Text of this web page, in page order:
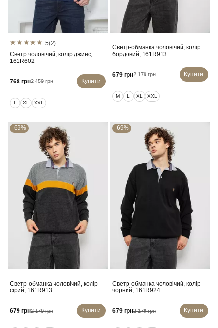
5(2)
Светр чоловічий, колір джинс,
161R602
768 грн2 459 грн Купити
L XL XXL
Светр-обманка чоловічий, колір
бордовий, 161R913
679 грн2 179 грн Купити
M L XL XXL
-69%
Светр-обманка чоловічий, колір
сірий, 161R913
679 грн2 179 грн Купити
-69%
Светр-обманка чоловічий, колір
чорний, 161R924
679 грн2 179 грн Купити